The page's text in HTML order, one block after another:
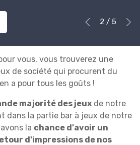
2 / 5
vous, vous trouverez une
de société qui procurent du
a pour tous les goûts !
majorité des jeux de notre
dans la partie bar à jeux de notre
la chance d'avoir un
d'impressions de nos